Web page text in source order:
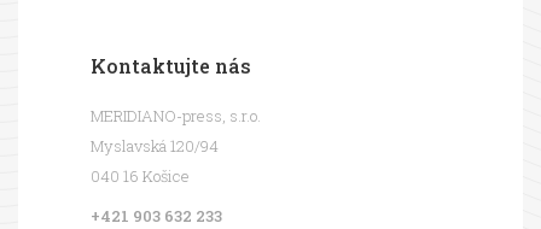
Kontaktujte nás
MERIDIANO-press, s.r.o.
Myslavská 120/94
040 16 Košice
+421 903 632 233